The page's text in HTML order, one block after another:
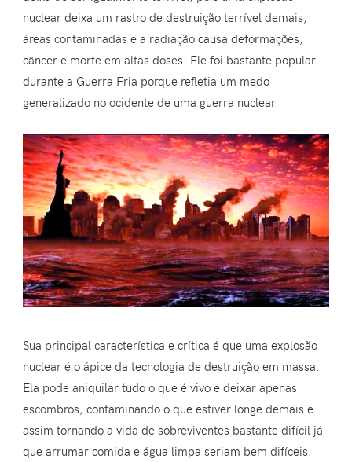
nuclear deixa um rastro de destruição terrível demais,
áreas contaminadas e a radiação causa deformações,
câncer e morte em altas doses. Ele foi bastante popular
durante a Guerra Fria porque refletia um medo
generalizado no ocidente de uma guerra nuclear.
Sua principal característica e crítica é que uma explosão
nuclear é o ápice da tecnologia de destruição em massa.
Ela pode aniquilar tudo o que é vivo e deixar apenas
escombros, contaminando o que estiver longe demais e
assim tornando a vida de sobreviventes bastante difícil já
que arrumar comida e água limpa seriam bem difíceis.